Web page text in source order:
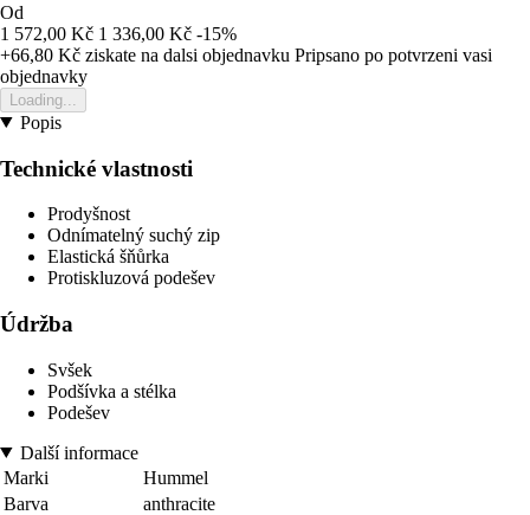
Od
1 572,00 Kč 1 336,00 Kč -15%
+66,80 Kč ziskate na dalsi objednavku Pripsano po potvrzeni vasi
objednavky
Loading...
Popis
Technické vlastnosti
Prodyšnost
Odnímatelný suchý zip
Elastická šňůrka
Protiskluzová podešev
Údržba
Svšek
Podšívka a stélka
Podešev
Další informace
Marki
Hummel
Barva
anthracite